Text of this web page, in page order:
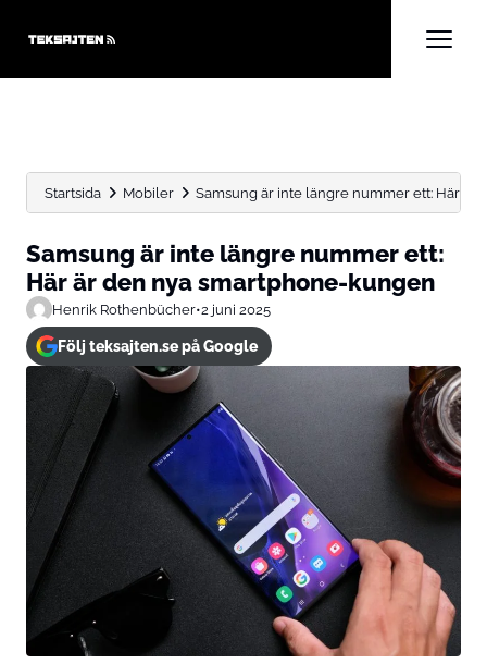
Startsida Mobiler Samsung är inte längre nummer ett: Här är
Samsung är inte längre nummer ett:
Här är den nya smartphone-kungen
Henrik Rothenbücher•2 juni 2025
Följ teksajten.se på Google